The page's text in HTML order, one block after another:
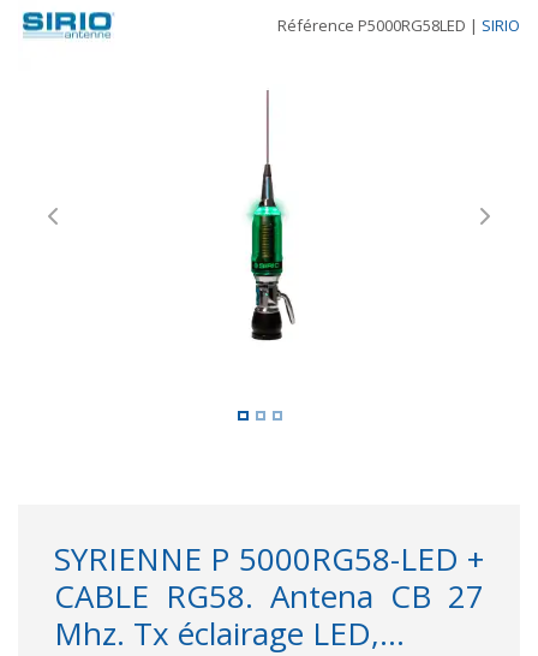
Référence P5000RG58LED | SIRIO
Previous Next
SYRIENNE P 5000RG58-LED +
CABLE RG58. Antena CB 27
Mhz. Tx éclairage LED,...